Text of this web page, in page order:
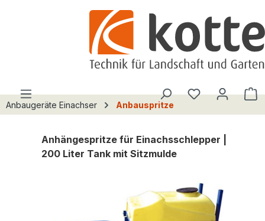
Du hast 0
Anbaugeräte Einachser Anbauspritze
Anhängespritze für Einachsschlepper |
200 Liter Tank mit Sitzmulde